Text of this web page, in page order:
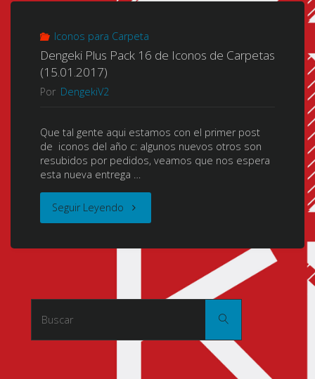
Iconos para Carpeta
Dengeki Plus Pack 16 de Iconos de Carpetas
(15.01.2017)
Por DengekiV2
Que tal gente aqui estamos con el primer post
de iconos del año c: algunos nuevos otros son
resubidos por pedidos, veamos que nos espera
esta nueva entrega …
Seguir Leyendo "Dengeki
16
Buscar